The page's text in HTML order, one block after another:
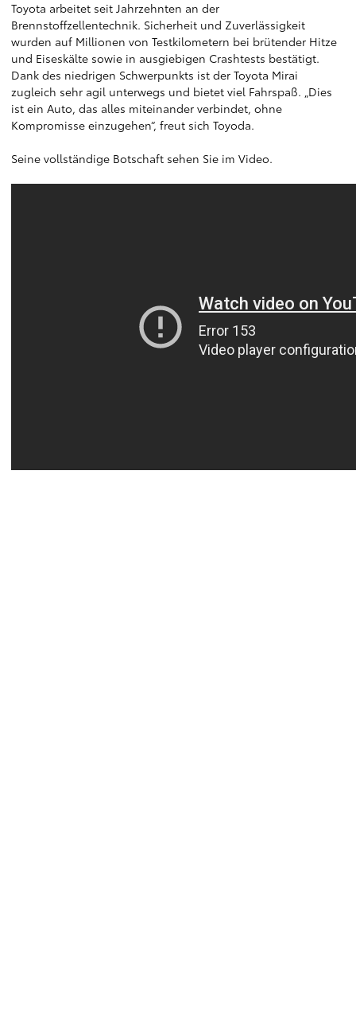
Toyota arbeitet seit Jahrzehnten an der
Brennstoffzellentechnik. Sicherheit und Zuverlässigkeit
wurden auf Millionen von Testkilometern bei brütender Hitze
und Eiseskälte sowie in ausgiebigen Crashtests bestätigt.
Dank des niedrigen Schwerpunkts ist der Toyota Mirai
zugleich sehr agil unterwegs und bietet viel Fahrspaß. „Dies
ist ein Auto, das alles miteinander verbindet, ohne
Kompromisse einzugehen“, freut sich Toyoda.
Seine vollständige Botschaft sehen Sie im Video.